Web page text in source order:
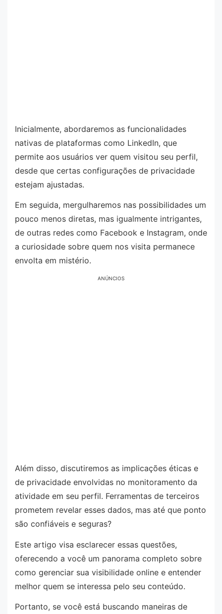
Inicialmente, abordaremos as funcionalidades
nativas de plataformas como LinkedIn, que
permite aos usuários ver quem visitou seu perfil,
desde que certas configurações de privacidade
estejam ajustadas.
Em seguida, mergulharemos nas possibilidades um
pouco menos diretas, mas igualmente intrigantes,
de outras redes como Facebook e Instagram, onde
a curiosidade sobre quem nos visita permanece
envolta em mistério.
ANÚNCIOS
Além disso, discutiremos as implicações éticas e
de privacidade envolvidas no monitoramento da
atividade em seu perfil. Ferramentas de terceiros
prometem revelar esses dados, mas até que ponto
são confiáveis e seguras?
Este artigo visa esclarecer essas questões,
oferecendo a você um panorama completo sobre
como gerenciar sua visibilidade online e entender
melhor quem se interessa pelo seu conteúdo.
Portanto, se você está buscando maneiras de